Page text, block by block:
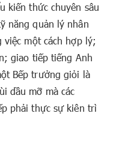
kiến thức chuyên sâu
năng quản lý nhân
một cách hợp lý;
giao tiếp tiếng Anh
Bếp trưởng giỏi là
dầu mỡ mà các
phải thực sự kiên trì